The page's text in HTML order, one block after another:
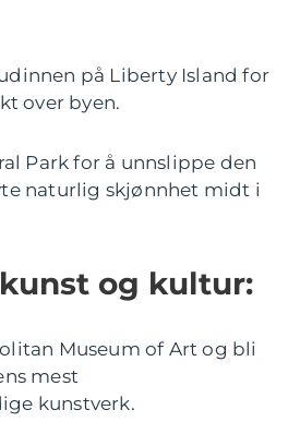
på Liberty Island for
over byen.
Park for å unnslippe den
naturlig skjønnhet midt i
og kultur:
Museum of Art og bli
mest
kunstverk.